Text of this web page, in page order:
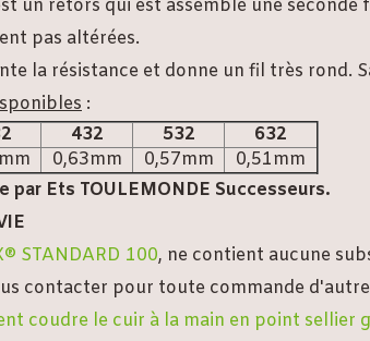
un retors qui est assemblé une
pas altérées.
la résistance et donne un fil très
:
432 532
632
0,63mm 0,57mm
0,51mm
par Ets TOULEMONDE Successeurs.
STANDARD 100, ne contient aucune
contacter pour toute commande
coudre le cuir à la main en point sellier